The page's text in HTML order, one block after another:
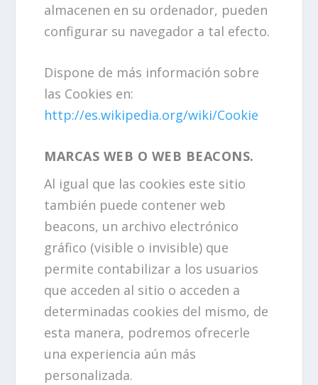
almacenen en su ordenador, pueden
configurar su navegador a tal efecto.
Dispone de más información sobre
las Cookies en:
http://es.wikipedia.org/wiki/Cookie
MARCAS WEB O WEB BEACONS.
Al igual que las cookies este sitio
también puede contener web
beacons, un archivo electrónico
gráfico (visible o invisible) que
permite contabilizar a los usuarios
que acceden al sitio o acceden a
determinadas cookies del mismo, de
esta manera, podremos ofrecerle
una experiencia aún más
personalizada.